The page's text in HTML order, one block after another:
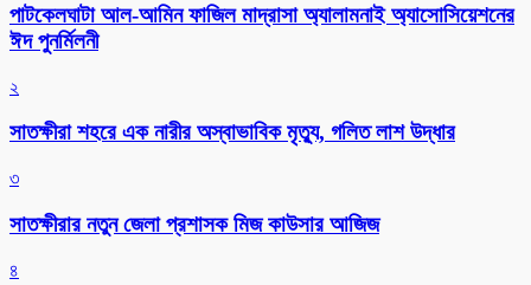
পাটকেলঘাটা আল-আমিন ফাজিল মাদ্রাসা অ্যালামনাই অ্যাসোসিয়েশনের
ঈদ পুনর্মিলনী
২
সাতক্ষীরা শহরে এক নারীর অস্বাভাবিক মৃত্যু, গলিত লাশ উদ্ধার
৩
সাতক্ষীরার নতুন জেলা প্রশাসক মিজ কাউসার আজিজ
৪